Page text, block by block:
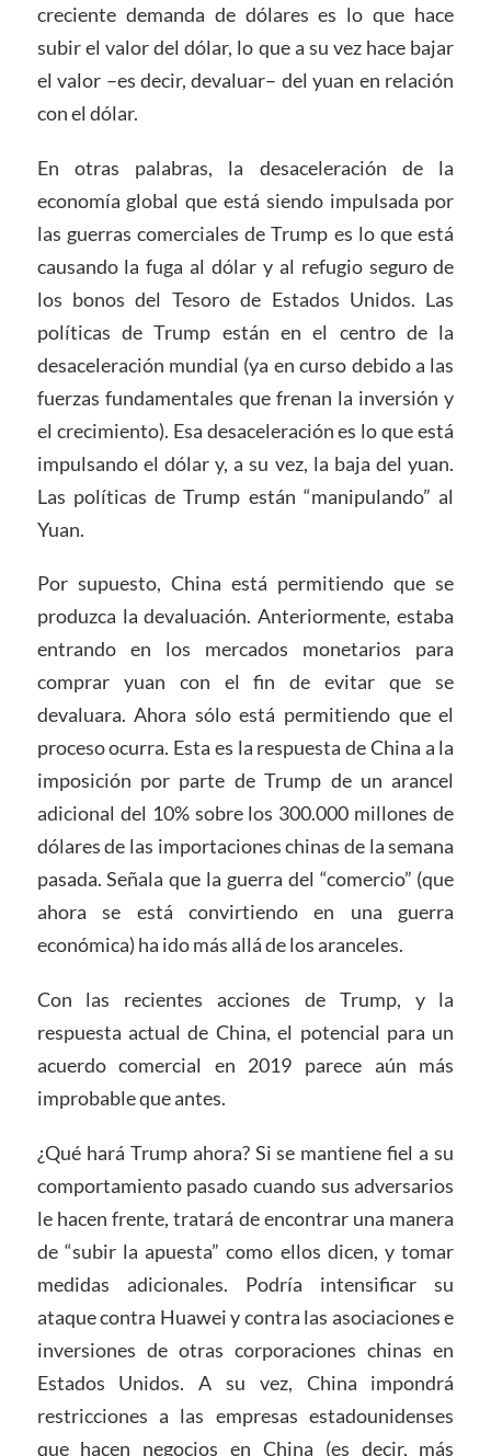
creciente demanda de dólares es lo que hace
subir el valor del dólar, lo que a su vez hace bajar
el valor –es decir, devaluar– del yuan en relación
con el dólar.
En otras palabras, la desaceleración de la
economía global que está siendo impulsada por
las guerras comerciales de Trump es lo que está
causando la fuga al dólar y al refugio seguro de
los bonos del Tesoro de Estados Unidos. Las
políticas de Trump están en el centro de la
desaceleración mundial (ya en curso debido a las
fuerzas fundamentales que frenan la inversión y
el crecimiento). Esa desaceleración es lo que está
impulsando el dólar y, a su vez, la baja del yuan.
Las políticas de Trump están “manipulando” al
Yuan.
Por supuesto, China está permitiendo que se
produzca la devaluación. Anteriormente, estaba
entrando en los mercados monetarios para
comprar yuan con el fin de evitar que se
devaluara. Ahora sólo está permitiendo que el
proceso ocurra. Esta es la respuesta de China a la
imposición por parte de Trump de un arancel
adicional del 10% sobre los 300.000 millones de
dólares de las importaciones chinas de la semana
pasada. Señala que la guerra del “comercio” (que
ahora se está convirtiendo en una guerra
económica) ha ido más allá de los aranceles.
Con las recientes acciones de Trump, y la
respuesta actual de China, el potencial para un
acuerdo comercial en 2019 parece aún más
improbable que antes.
¿Qué hará Trump ahora? Si se mantiene fiel a su
comportamiento pasado cuando sus adversarios
le hacen frente, tratará de encontrar una manera
de “subir la apuesta” como ellos dicen, y tomar
medidas adicionales. Podría intensificar su
ataque contra Huawei y contra las asociaciones e
inversiones de otras corporaciones chinas en
Estados Unidos. A su vez, China impondrá
restricciones a las empresas estadounidenses
que hacen negocios en China (es decir, más